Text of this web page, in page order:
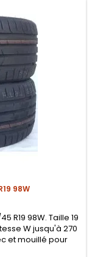
98W
R19 98W. Taille 19
W jusqu'à 270
et mouillé pour